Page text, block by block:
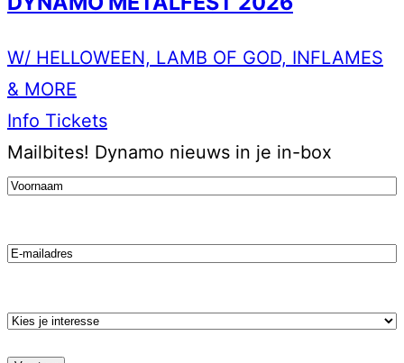
W/ HELLOWEEN, LAMB OF GOD, INFLAMES
& MORE
Info Tickets
Mailbites! Dynamo nieuws in je in-box
Voornaam(Vereist)
Email
Kies